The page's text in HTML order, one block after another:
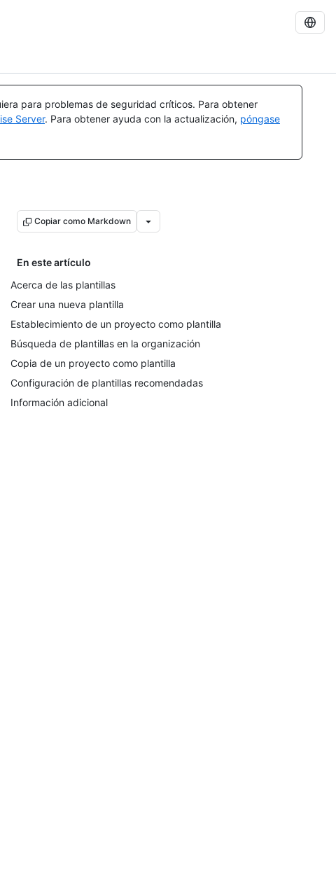
para problemas de seguridad críticos. Para obtener
Server. Para obtener ayuda con la actualización, póngase
Copiar como Markdown
En este artículo
Acerca de las plantillas
Crear una nueva plantilla
Establecimiento de un proyecto como plantilla
Búsqueda de plantillas en la organización
Copia de un proyecto como plantilla
Configuración de plantillas recomendadas
Información adicional